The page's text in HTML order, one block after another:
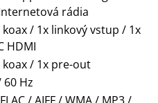
rádia
/ 1x linkový vstup / 1x
HDMI
/ 1x pre-out
60 Hz